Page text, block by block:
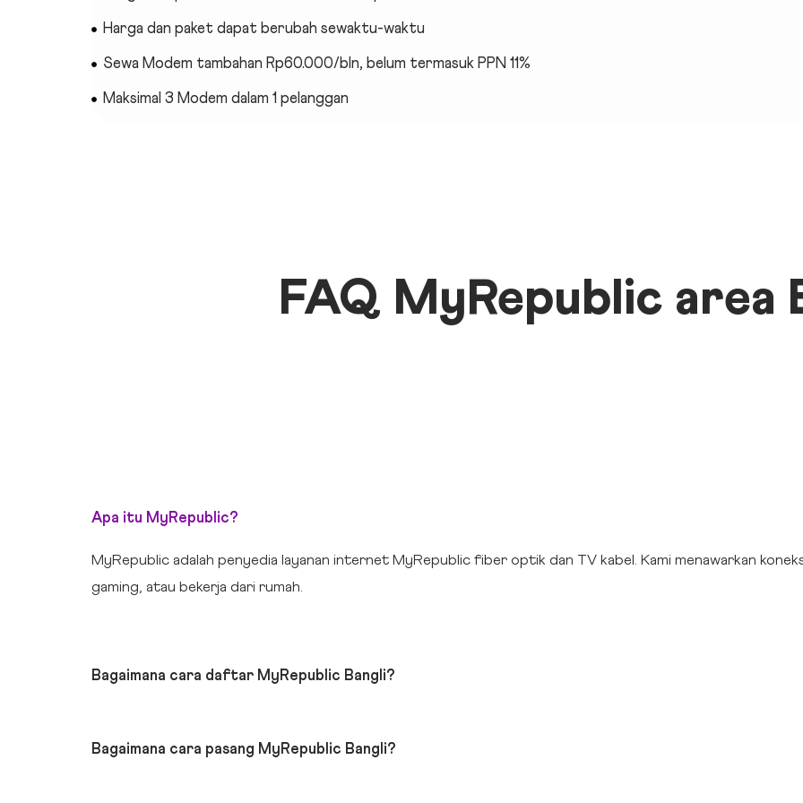
Harga dan paket dapat berubah sewaktu-waktu
Sewa Modem tambahan Rp60.000/bln, belum termasuk PPN 11%
Maksimal 3 Modem dalam 1 pelanggan
FAQ MyRepublic area
Apa itu MyRepublic?
MyRepublic adalah penyedia layanan internet MyRepublic fiber optik dan TV kabel. Kami menawarkan
gaming, atau bekerja dari rumah.
Bagaimana cara daftar MyRepublic Bangli?
Bagaimana cara pasang MyRepublic Bangli?